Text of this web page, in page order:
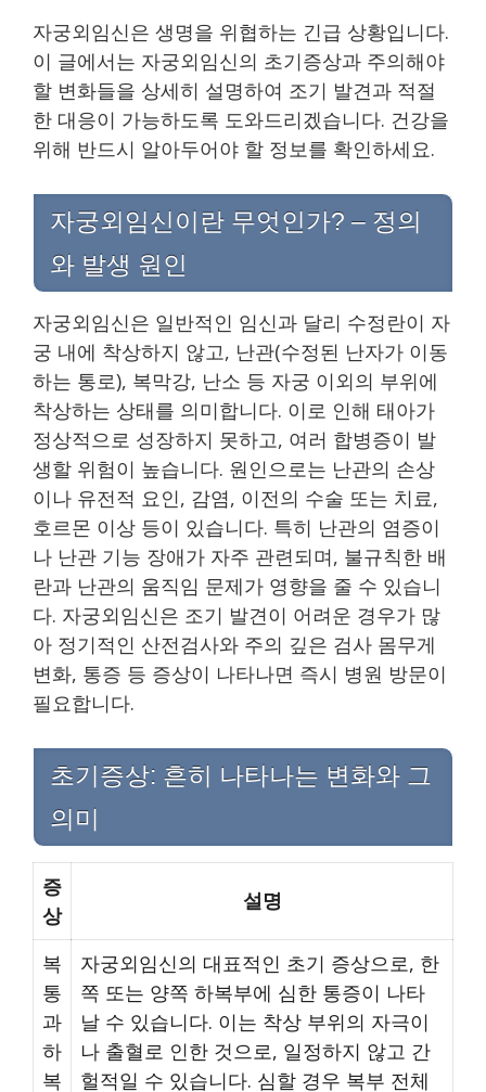
자궁외임신은 생명을 위협하는 긴급 상황입니다.
이 글에서는 자궁외임신의 초기증상과 주의해야
할 변화들을 상세히 설명하여 조기 발견과 적절
한 대응이 가능하도록 도와드리겠습니다. 건강을
위해 반드시 알아두어야 할 정보를 확인하세요.
자궁외임신이란 무엇인가? – 정의
와 발생 원인
자궁외임신은 일반적인 임신과 달리 수정란이 자
궁 내에 착상하지 않고, 난관(수정된 난자가 이동
하는 통로), 복막강, 난소 등 자궁 이외의 부위에
착상하는 상태를 의미합니다. 이로 인해 태아가
정상적으로 성장하지 못하고, 여러 합병증이 발
생할 위험이 높습니다. 원인으로는 난관의 손상
이나 유전적 요인, 감염, 이전의 수술 또는 치료,
호르몬 이상 등이 있습니다. 특히 난관의 염증이
나 난관 기능 장애가 자주 관련되며, 불규칙한 배
란과 난관의 움직임 문제가 영향을 줄 수 있습니
다. 자궁외임신은 조기 발견이 어려운 경우가 많
아 정기적인 산전검사와 주의 깊은 검사 몸무게
변화, 통증 등 증상이 나타나면 즉시 병원 방문이
필요합니다.
초기증상: 흔히 나타나는 변화와 그
의미
증
상
설명
복
통
과
하
복
자궁외임신의 대표적인 초기 증상으로, 한
쪽 또는 양쪽 하복부에 심한 통증이 나타
날 수 있습니다. 이는 착상 부위의 자극이
나 출혈로 인한 것으로, 일정하지 않고 간
헐적일 수 있습니다. 심할 경우 복부 전체